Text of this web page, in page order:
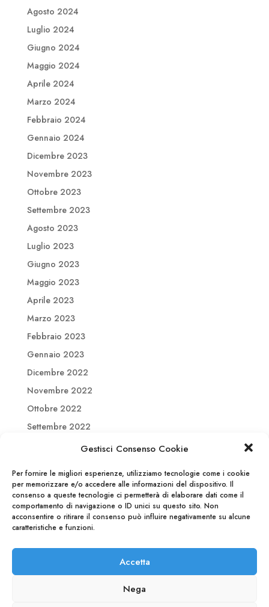
Gestisci Consenso Cookie
Per fornire le migliori esperienze, utilizziamo tecnologie come i cookie
per memorizzare e/o accedere alle informazioni del dispositivo. Il
consenso a queste tecnologie ci permetterà di elaborare dati come il
comportamento di navigazione o ID unici su questo sito. Non
acconsentire o ritirare il consenso può influire negativamente su alcune
caratteristiche e funzioni.
Accetta
Nega
Agosto 2024
Luglio 2024
Giugno 2024
Maggio 2024
Aprile 2024
Marzo 2024
Febbraio 2024
Gennaio 2024
Dicembre 2023
Novembre 2023
Ottobre 2023
Settembre 2023
Agosto 2023
Luglio 2023
Giugno 2023
Maggio 2023
Aprile 2023
Marzo 2023
Febbraio 2023
Gennaio 2023
Dicembre 2022
Novembre 2022
Ottobre 2022
Settembre 2022
Giugno 2022
Maggio 2022
Aprile 2022